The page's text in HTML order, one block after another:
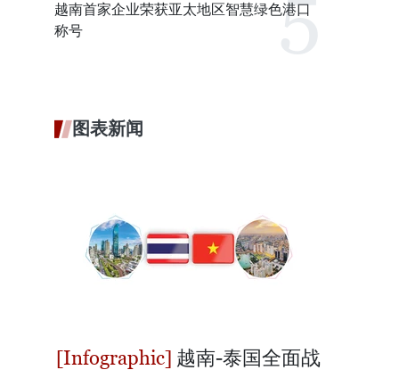
越南首家企业荣获亚太地区智慧绿色港口
称号
图表新闻
越南-泰国全面战